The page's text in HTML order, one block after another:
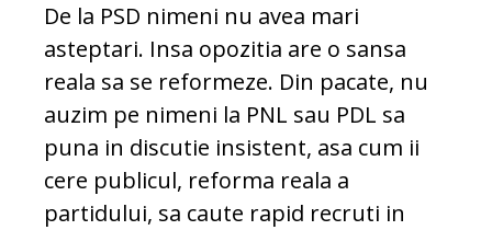
De la PSD nimeni nu avea mari
asteptari. Insa opozitia are o sansa
reala sa se reformeze. Din pacate, nu
auzim pe nimeni la PNL sau PDL sa
puna in discutie insistent, asa cum ii
cere publicul, reforma reala a
partidului, sa caute rapid recruti in